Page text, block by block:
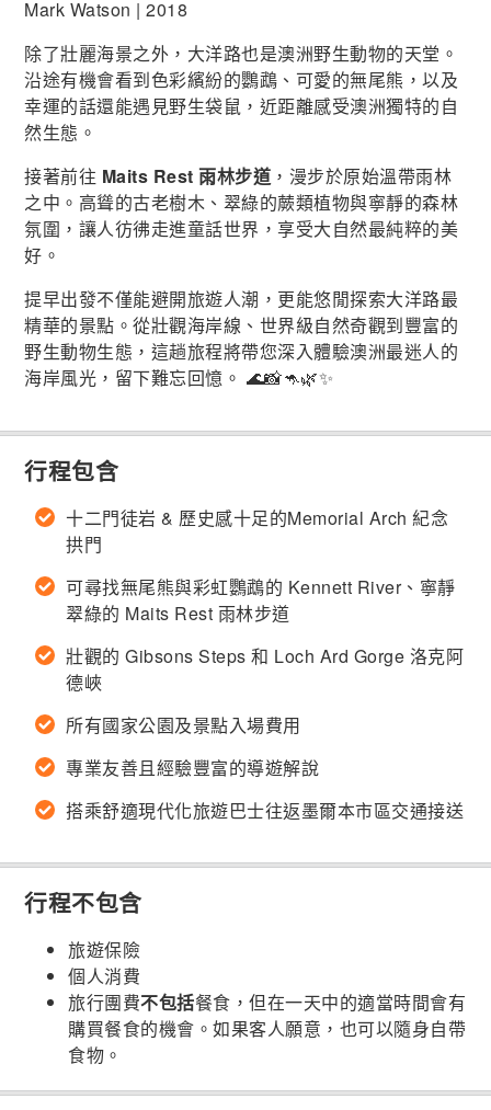
Mark Watson | 2018
除了壯麗海景之外，大洋路也是澳洲野生動物的天堂。
沿途有機會看到色彩繽紛的鸚鵡、可愛的無尾熊，以及
幸運的話還能遇見野生袋鼠，近距離感受澳洲獨特的自
然生態。
接著前往 Maits Rest 雨林步道 ，漫步於原始溫帶雨林
之中。高聳的古老樹木、翠綠的蕨類植物與寧靜的森林
氛圍，讓人彷彿走進童話世界，享受大自然最純粹的美
好。
提早出發不僅能避開旅遊人潮，更能悠閒探索大洋路最
精華的景點。從壯觀海岸線、世界級自然奇觀到豐富的
野生動物生態，這趟旅程將帶您深入體驗澳洲最迷人的
海岸風光，留下難忘回憶。 🌊📸🦘🌿✨
行程包含
十二門徒岩 & 歷史感十足的Memorial Arch 紀念
拱門
可尋找無尾熊與彩虹鸚鵡的 Kennett River、寧靜
翠綠的 Maits Rest 雨林步道
壯觀的 Gibsons Steps 和 Loch Ard Gorge 洛克阿
德峽
所有國家公園及景點入場費用
專業友善且經驗豐富的導遊解說
搭乘舒適現代化旅遊巴士往返墨爾本市區交通接送
行程不包含
旅遊保險
個人消費
旅行團費不包括餐食，但在一天中的適當時間會有
購買餐食的機會。如果客人願意，也可以隨身自帶
食物。